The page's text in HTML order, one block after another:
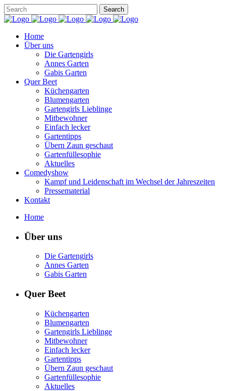
Home
Über uns
Die Gartengirls
Annes Garten
Gabis Garten
Quer Beet
Küchengarten
Blumengarten
Gartengirls Lieblinge
Mitbewohner
Einfach lecker
Gartentipps
Übern Zaun geschaut
Gartenfüllesophie
Aktuelles
Comedyshow
Kampf und Leidenschaft im Wechsel der Jahreszeiten
Pressematerial
Kontakt
Home
Über uns
Die Gartengirls
Annes Garten
Gabis Garten
Quer Beet
Küchengarten
Blumengarten
Gartengirls Lieblinge
Mitbewohner
Einfach lecker
Gartentipps
Übern Zaun geschaut
Gartenfüllesophie
Aktuelles